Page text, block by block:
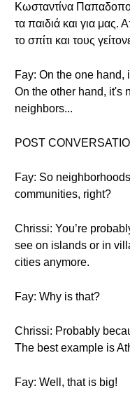
Κωσταντίνα
τα παιδιά και για μας.
το σπίτι και τους
Fay: On the one hand,
On the other hand, it's
neighbors...
POST
Fay: So
communities, right?
Chrissi: You’re
see on islands or in
cities anymore.
Fay: Why is that?
Chrissi: Probably
The best example is
Fay: Well, that is big!